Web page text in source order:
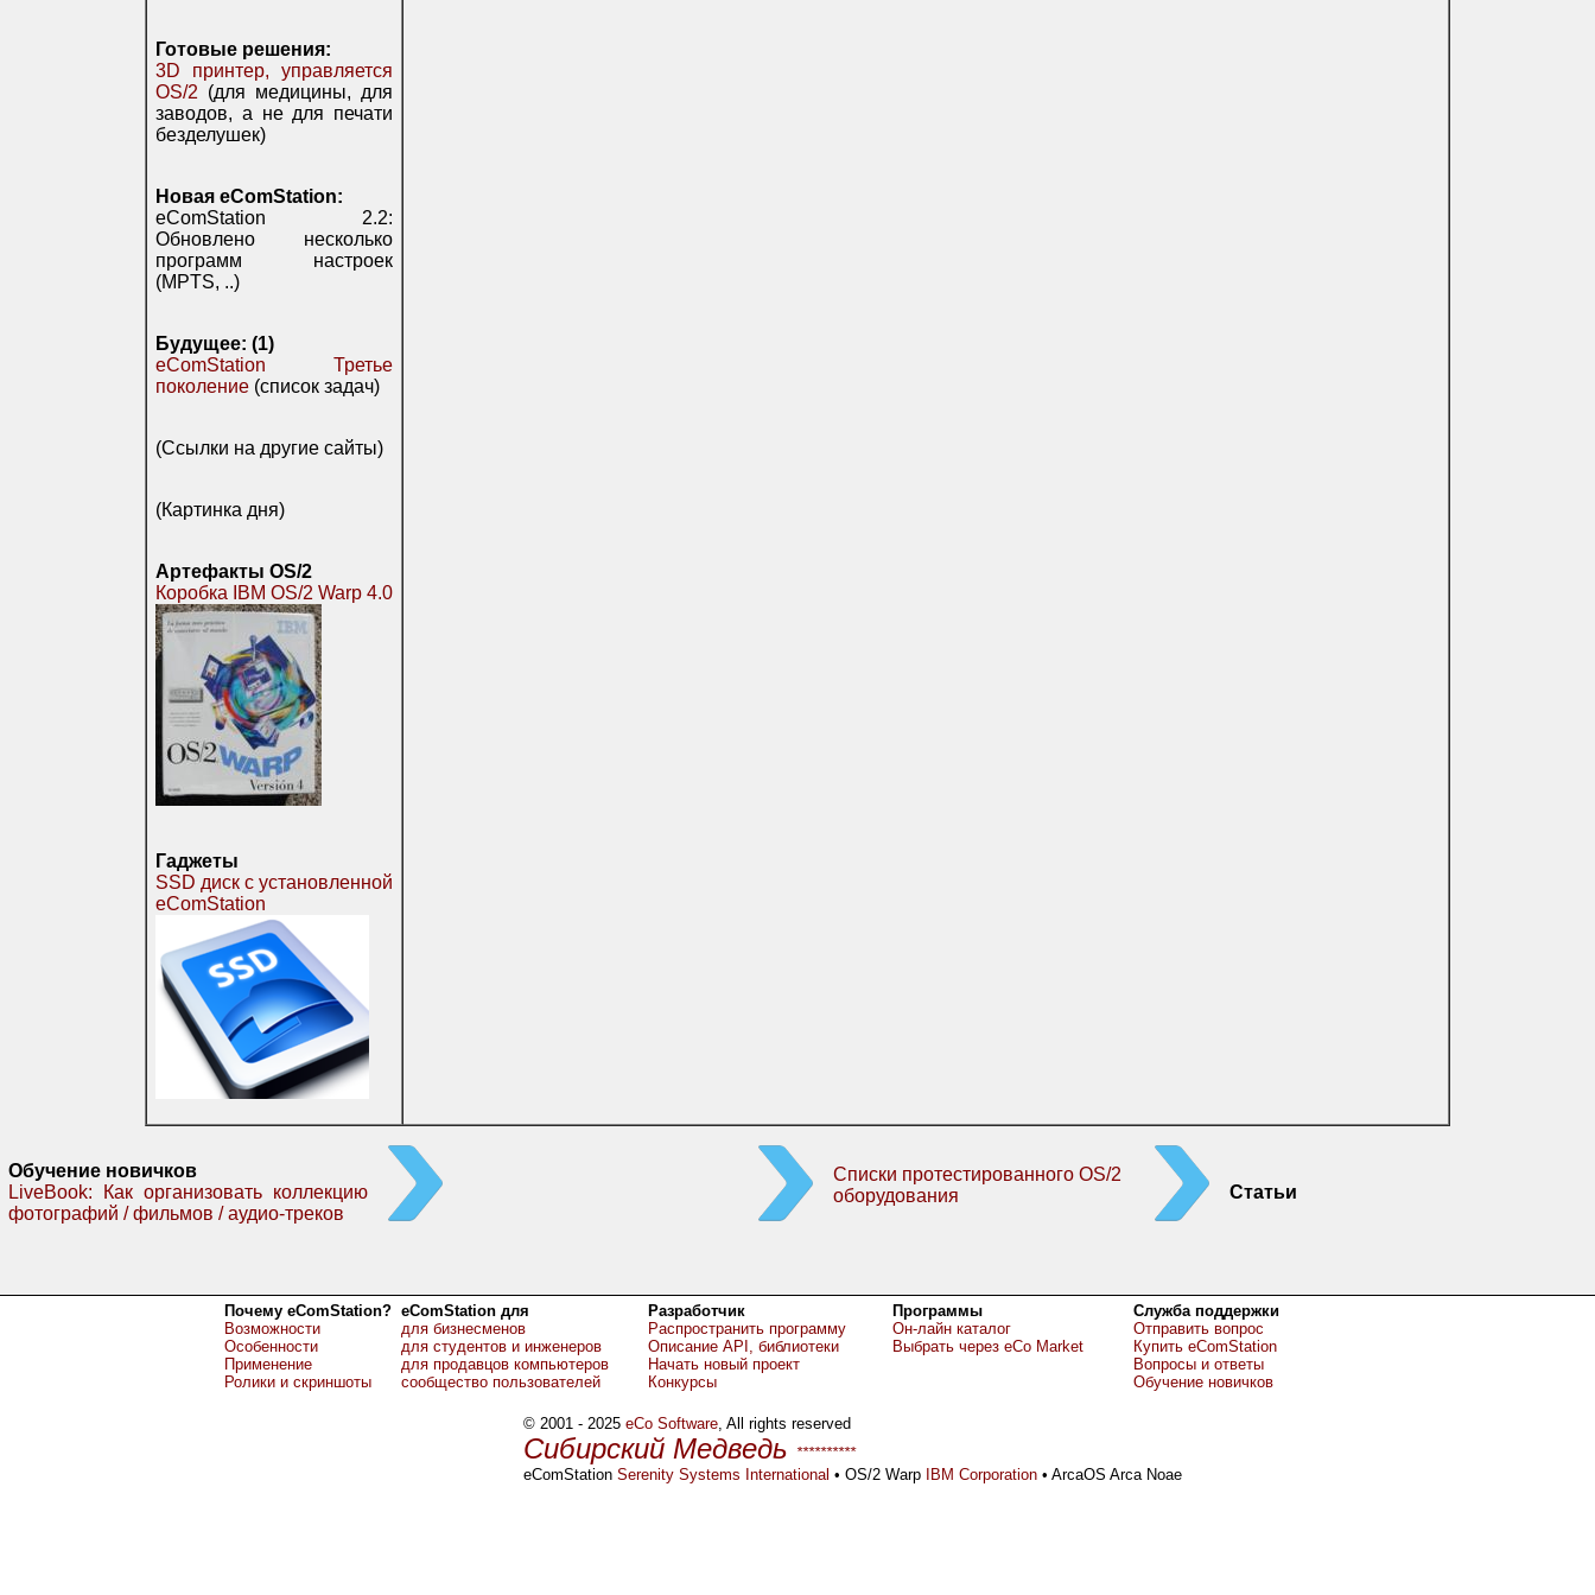
Готовые решения:
3D принтер, управляется
OS/2 (для медицины, для
заводов, а не для печати
безделушек)
Новая eComStation:
eComStation 2.2:
Обновлено несколько
программ настроек
(MPTS, ..)
Будущее: (1)
eComStation Третье
поколение (список задач)
(Ссылки на другие сайты)
(Картинка дня)
Артефакты OS/2
Коробка IBM OS/2 Warp 4.0
Гаджеты
SSD диск с установленной
eComStation
Обучение новичков
LiveBook: Как организовать коллекцию
фотографий / фильмов / аудио-треков
Списки протестированного OS/2
оборудования
Статьи
Почему eComStation?
Возможности
Особенности
Применение
Ролики и скриншоты
eComStation для
для бизнесменов
для студентов и инженеров
для продавцов компьютеров
сообщество пользователей
Разработчик
Распространить программу
Описание API, библиотеки
Начать новый проект
Конкурсы
Программы
Он-лайн каталог
Выбрать через eCo Market
Служба поддержки
Отправить вопрос
Купить eComStation
Вопросы и ответы
Обучение новичков
© 2001 - 2025 eCo Software, All rights reserved
Сибирский Медведь **********
eComStation Serenity Systems International • OS/2 Warp IBM Corporation• ArcaOS Arca Noae